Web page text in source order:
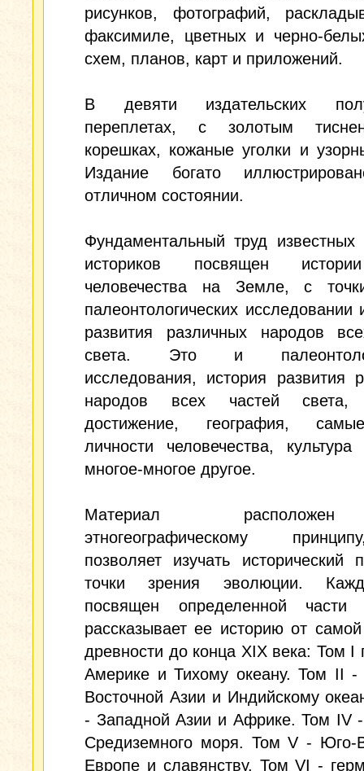
рисунков, фотографий,
факсимиле, цветных и черно-
схем, планов, карт и приложений.
В девяти издательских
переплетах, с золотым
корешках, кожаные уголки и
Издание богато
отличном состоянии.
Фундаментальный труд известных
историков посвящен
человечества на Земле, с
палеонтологических исследовании
развития различных народов
света. Это и
исследования, история развития
народов всех частей света,
достижение, география,
личности человечества,
многое-многое другое.
Материал
этногеографическому
позволяет изучать исторический
точки зрения эволюции.
посвящен определенной
рассказывает ее историю от самой
древности до конца XIX века: Том I
Америке и Тихому океану. Том II -
Восточной Азии и Индийскому
- Западной Азии и Африке. Том IV
Средиземного моря. Том V - Юго-
Европе и славянству. Том VI -